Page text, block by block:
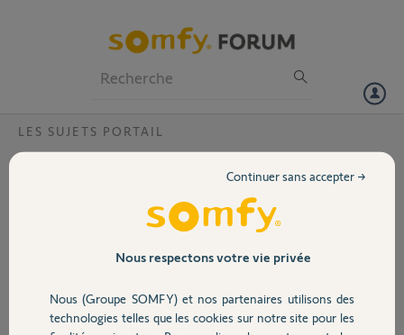
Volet
Sécurité
LES SUJETS PORTAIL
gdk300 protection thermique?
apres 5ans de fonctionnement' mon gdk300 ne va plus en fin de
course à la fermeture le voyant protection thermique clignote
indiquant une surchauffe moteur. J'ai testé manuellement la porte du
garage il n'y a pas de blocage mécanique. j'ai essayé de
reprogrammer le fonctionnement mais toujours une mise en
jean-charles M.
Nous respectons votre vie privée
Nous (Groupe SOMFY) et nos partenaires utilisons des
technologies telles que les cookies sur notre site pour les
Continuer sans accepter →